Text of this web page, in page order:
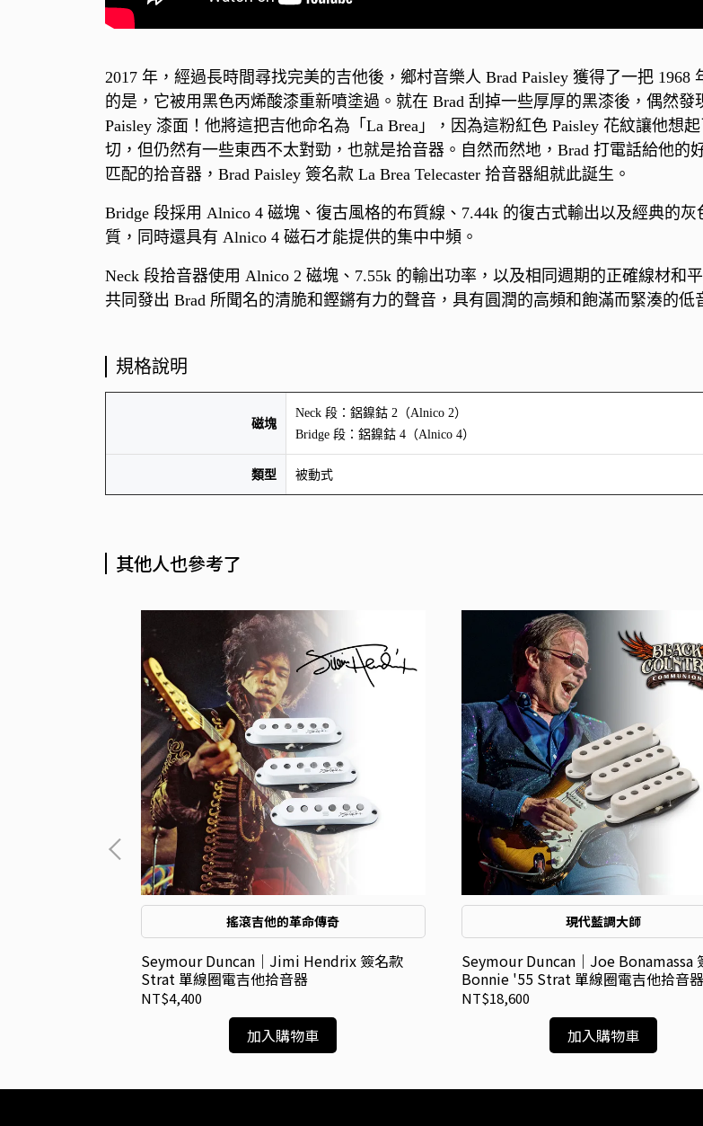
2017 年，經過長時間尋找完美的吉他後，鄉村音樂人 Brad Paisley 獲得了一把
的是，它被用黑色丙烯酸漆重新噴塗過。就在 Brad 刮掉一些厚厚的黑漆後，偶然發
Paisley 漆面！他將這把吉他命名為「La Brea」，因為這粉紅色 Paisley 花紋讓他想
切，但仍然有一些東西不太對勁，也就是拾音器。自然而然地，Brad 打電話給他的
匹配的拾音器，Brad Paisley 簽名款 La Brea Telecaster 拾音器組就此誕生。
Bridge 段採用 Alnico 4 磁塊、復古風格的布質線、7.44k 的復古式輸出以及經典的
質，同時還具有 Alnico 4 磁石才能提供的集中中頻。
Neck 段拾音器使用 Alnico 2 磁塊、7.55k 的輸出功率，以及相同週期的正確線材和
共同發出 Brad 所聞名的清脆和鏗鏘有力的聲音，具有圓潤的高頻和飽滿而緊湊的低
規格說明
磁塊
Neck 段：鋁鎳鈷 2（Alnico 2）
Bridge 段：鋁鎳鈷 4（Alnico 4）
類型 被動式
其他人也參考了
搖滾吉他的革命傳奇
Seymour Duncan｜Jimi Hendrix 簽名款
Strat 單線圈電吉他拾音器
NT$4,400
加入購物車
現代藍調大師
Seymour Duncan｜Joe Bonamassa
Bonnie '55 Strat 單線圈電吉他拾音器
NT$18,600
加入購物車